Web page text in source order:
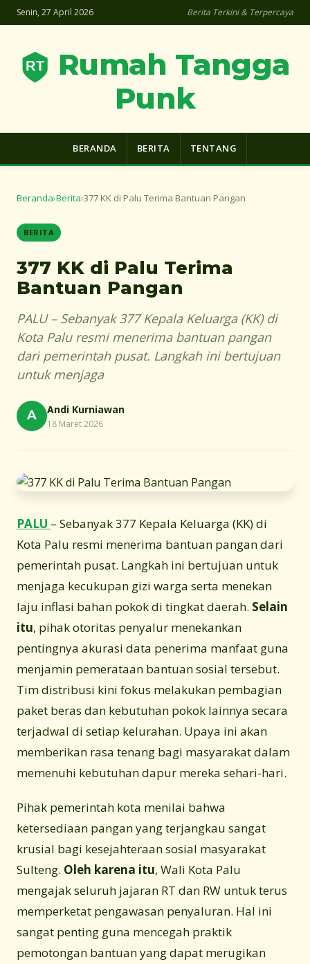
Senin, 27 April 2026 Berita Terkini & Terpercaya
Rumah Tangga
Punk
BERANDA BERITA TENTANG
Beranda›Berita›377 KK di Palu Terima Bantuan Pangan
BERITA
377 KK di Palu Terima
Bantuan Pangan
PALU – Sebanyak 377 Kepala Keluarga (KK) di
Kota Palu resmi menerima bantuan pangan
dari pemerintah pusat. Langkah ini bertujuan
untuk menjaga
A Andi Kurniawan
18 Maret 2026
PALU – Sebanyak 377 Kepala Keluarga (KK) di
Kota Palu resmi menerima bantuan pangan dari
pemerintah pusat. Langkah ini bertujuan untuk
menjaga kecukupan gizi warga serta menekan
laju inflasi bahan pokok di tingkat daerah. Selain
itu, pihak otoritas penyalur menekankan
pentingnya akurasi data penerima manfaat guna
menjamin pemerataan bantuan sosial tersebut.
Tim distribusi kini fokus melakukan pembagian
paket beras dan kebutuhan pokok lainnya secara
terjadwal di setiap kelurahan. Upaya ini akan
memberikan rasa tenang bagi masyarakat dalam
memenuhi kebutuhan dapur mereka sehari-hari.
Pihak pemerintah kota menilai bahwa
ketersediaan pangan yang terjangkau sangat
krusial bagi kesejahteraan sosial masyarakat
Sulteng. Oleh karena itu, Wali Kota Palu
mengajak seluruh jajaran RT dan RW untuk terus
memperketat pengawasan penyaluran. Hal ini
sangat penting guna mencegah praktik
pemotongan bantuan yang dapat merugikan